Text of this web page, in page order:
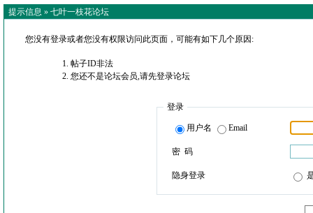
提示信息 » 七叶一枝花论坛
您没有登录或者您没有权限访问此页面，可能有如下几个原因:
帖子ID非法
您还不是论坛会员,请先登录论坛
登录
用户名 Email
密 码
隐身登录